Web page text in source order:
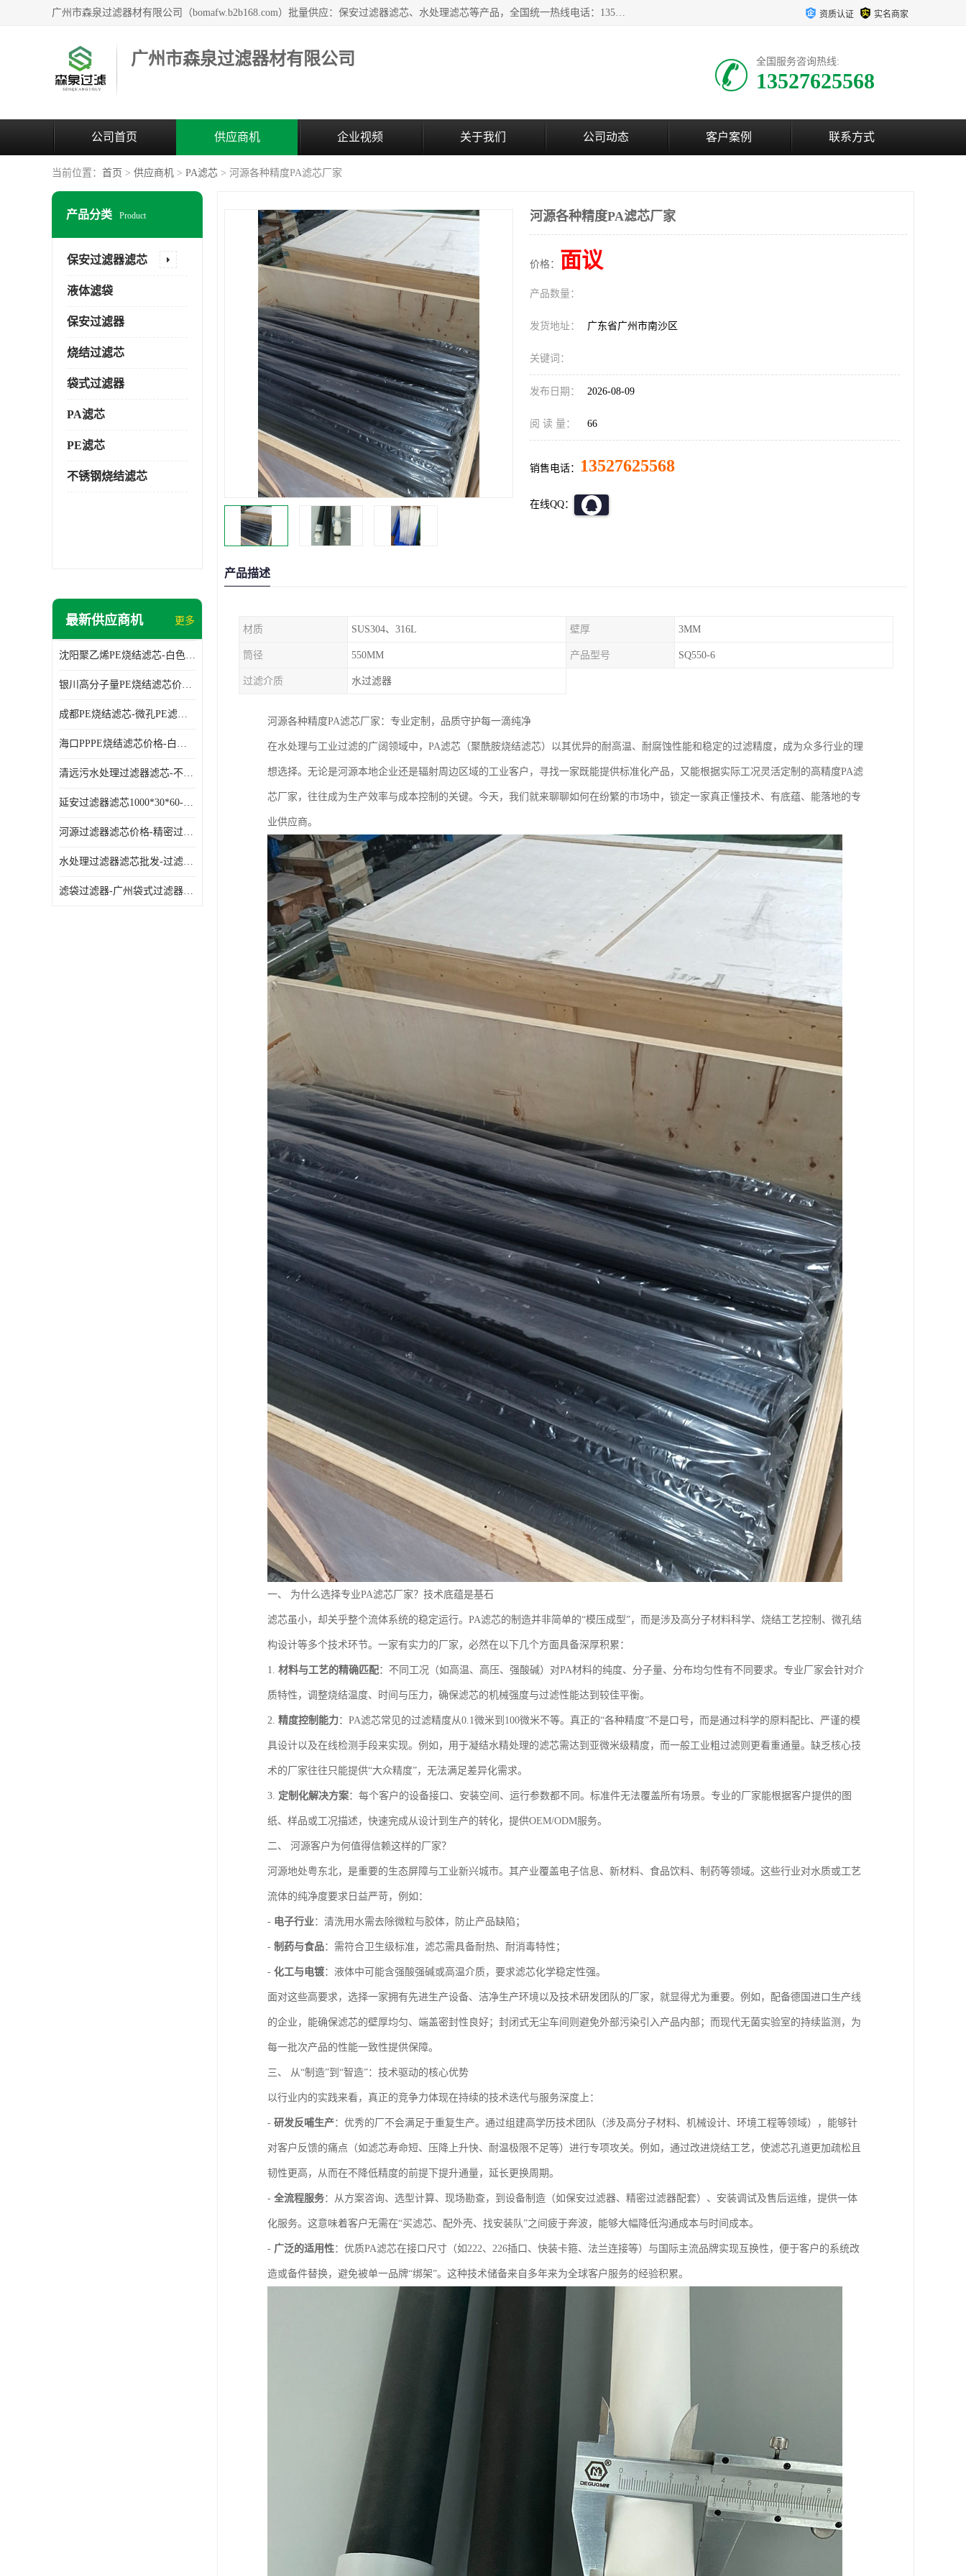
广州市森泉过滤器材有限公司（bomafw.b2b168.com）批量供应：保安过滤器滤芯、水处理滤芯等产品，全国统一热线电话：13527625568。广州市森泉过滤器材有限公司数十年专注于水处理过滤设备的工作，积累了丰富的经验，取得了行业的业绩和成果。 资质认证 实名商家
广州市森泉过滤器材有限公司 全国服务咨询热线:
13527625568
公司首页 供应商机 企业视频 关于我们 公司动态 客户案例 联系方式
当前位置： 首页 > 供应商机 > PA滤芯 > 河源各种精度PA滤芯厂家
产品分类 Product
保安过滤器滤芯
液体滤袋
保安过滤器
烧结过滤芯
袋式过滤器
PA滤芯
PE滤芯
不锈钢烧结滤芯
最新供应商机 更多
沈阳聚乙烯PE烧结滤芯-白色PE滤芯-使用寿命长
银川高分子量PE烧结滤芯价格-过滤器PE滤芯-高流通能力
成都PE烧结滤芯-微孔PE滤芯-拆洗方便
海口PPPE烧结滤芯价格-白色PE滤芯-各种规格定制
清远污水处理过滤器滤芯-不锈钢过滤器-欢迎来电咨询
延安过滤器滤芯1000*30*60-水过滤筒-型号齐全
河源过滤器滤芯价格-精密过滤器-大流量滤芯
水处理过滤器滤芯批发-过滤器水过滤-节能环保
滤袋过滤器-广州袋式过滤器厂家-经久耐用
河源各种精度PA滤芯厂家
价格： 面议
产品数量：
发货地址： 广东省广州市南沙区
关键词：
发布日期： 2026-08-09
阅 读 量： 66
销售电话： 13527625568
在线QQ：
产品描述
材质 SUS304、316L 壁厚 3MM
筒径 550MM 产品型号 SQ550-6
过滤介质 水过滤器
河源各种精度PA滤芯厂家：专业定制，品质守护每一滴纯净
在水处理与工业过滤的广阔领域中，PA滤芯（聚酰胺烧结滤芯）以其优异的耐高温、耐腐蚀性能和稳定的过滤精度，成为众多行业的理
想选择。无论是河源本地企业还是辐射周边区域的工业客户，寻找一家既能提供标准化产品，又能根据实际工况灵活定制的高精度PA滤
芯厂家，往往成为生产效率与成本控制的关键。今天，我们就来聊聊如何在纷繁的市场中，锁定一家真正懂技术、有底蕴、能落地的专
业供应商。
一、 为什么选择专业PA滤芯厂家？技术底蕴是基石
滤芯虽小，却关乎整个流体系统的稳定运行。PA滤芯的制造并非简单的“模压成型”，而是涉及高分子材料科学、烧结工艺控制、微孔结
构设计等多个技术环节。一家有实力的厂家，必然在以下几个方面具备深厚积累：
1. 材料与工艺的精确匹配：不同工况（如高温、高压、强酸碱）对PA材料的纯度、分子量、分布均匀性有不同要求。专业厂家会针对介
质特性，调整烧结温度、时间与压力，确保滤芯的机械强度与过滤性能达到较佳平衡。
2. 精度控制能力：PA滤芯常见的过滤精度从0.1微米到100微米不等。真正的“各种精度”不是口号，而是通过科学的原料配比、严谨的模
具设计以及在线检测手段来实现。例如，用于凝结水精处理的滤芯需达到亚微米级精度，而一般工业粗过滤则更看重通量。缺乏核心技
术的厂家往往只能提供“大众精度”，无法满足差异化需求。
3. 定制化解决方案：每个客户的设备接口、安装空间、运行参数都不同。标准件无法覆盖所有场景。专业的厂家能根据客户提供的图
纸、样品或工况描述，快速完成从设计到生产的转化，提供OEM/ODM服务。
二、 河源客户为何值得信赖这样的厂家？
河源地处粤东北，是重要的生态屏障与工业新兴城市。其产业覆盖电子信息、新材料、食品饮料、制药等领域。这些行业对水质或工艺
流体的纯净度要求日益严苛，例如：
- 电子行业：清洗用水需去除微粒与胶体，防止产品缺陷；
- 制药与食品：需符合卫生级标准，滤芯需具备耐热、耐消毒特性；
- 化工与电镀：液体中可能含强酸强碱或高温介质，要求滤芯化学稳定性强。
面对这些高要求，选择一家拥有先进生产设备、洁净生产环境以及技术研发团队的厂家，就显得尤为重要。例如，配备德国进口生产线
的企业，能确保滤芯的壁厚均匀、端盖密封性良好；封闭式无尘车间则避免外部污染引入产品内部；而现代无菌实验室的持续监测，为
每一批次产品的性能一致性提供保障。
三、 从“制造”到“智造”：技术驱动的核心优势
以行业内的实践来看，真正的竞争力体现在持续的技术迭代与服务深度上：
- 研发反哺生产：优秀的厂不会满足于重复生产。通过组建高学历技术团队（涉及高分子材料、机械设计、环境工程等领域），能够针
对客户反馈的痛点（如滤芯寿命短、压降上升快、耐温极限不足等）进行专项攻关。例如，通过改进烧结工艺，使滤芯孔道更加疏松且
韧性更高，从而在不降低精度的前提下提升通量，延长更换周期。
- 全流程服务：从方案咨询、选型计算、现场勘查，到设备制造（如保安过滤器、精密过滤器配套）、安装调试及售后运维，提供一体
化服务。这意味着客户无需在“买滤芯、配外壳、找安装队”之间疲于奔波，能够大幅降低沟通成本与时间成本。
- 广泛的适用性：优质PA滤芯在接口尺寸（如222、226插口、快装卡箍、法兰连接等）与国际主流品牌实现互换性，便于客户的系统改
造或备件替换，避免被单一品牌“绑架”。这种技术储备来自多年来为全球客户服务的经验积累。